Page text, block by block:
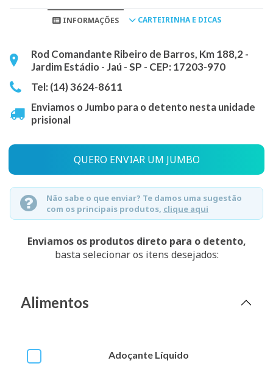
INFORMAÇÕES CARTEIRINHA E DICAS
Rod Comandante Ribeiro de Barros, Km 188,2 -
Jardim Estádio - Jaú - SP - CEP: 17203-970
Tel: (14) 3624-8611
Enviamos o Jumbo para o detento nesta unidade
prisional
QUERO ENVIAR UM JUMBO
Não sabe o que enviar? Te damos uma sugestão
com os principais produtos, clique aqui
Enviamos os produtos direto para o detento,
basta selecionar os itens desejados:
Alimentos
Adoçante Líquido